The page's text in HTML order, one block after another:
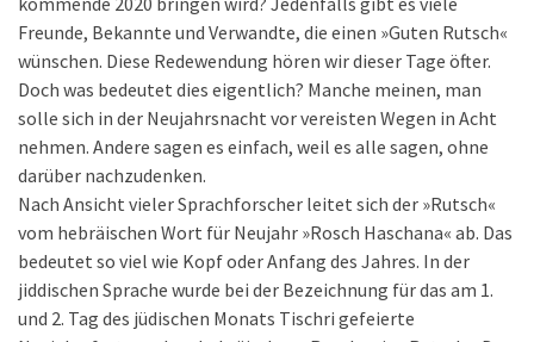
Freunde, Bekannte und Verwandte, die einen »Guten Rutsch«
wünschen. Diese Redewendung hören wir dieser Tage öfter.
Doch was bedeutet dies eigentlich? Manche meinen, man
solle sich in der Neujahrsnacht vor vereisten Wegen in Acht
nehmen. Andere sagen es einfach, weil es alle sagen, ohne
darüber nachzudenken.
Nach Ansicht vieler Sprachforscher leitet sich der »Rutsch«
vom hebräischen Wort für Neujahr »Rosch Haschana« ab. Das
bedeutet so viel wie Kopf oder Anfang des Jahres. In der
jiddischen Sprache wurde bei der Bezeichnung für das am 1.
und 2. Tag des jüdischen Monats Tischri gefeierte